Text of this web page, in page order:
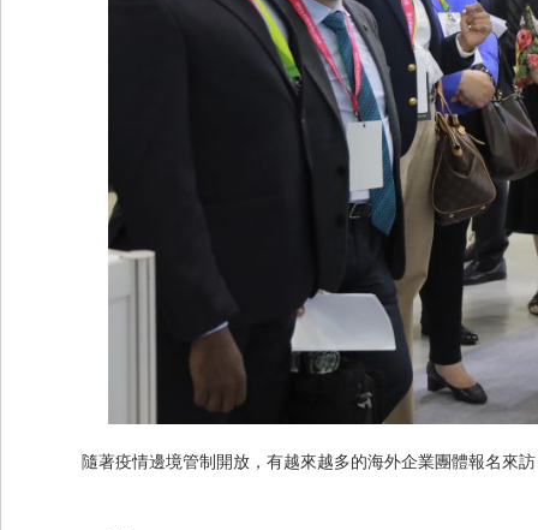
隨著疫情邊境管制開放，有越來越多的海外企業團體報名來